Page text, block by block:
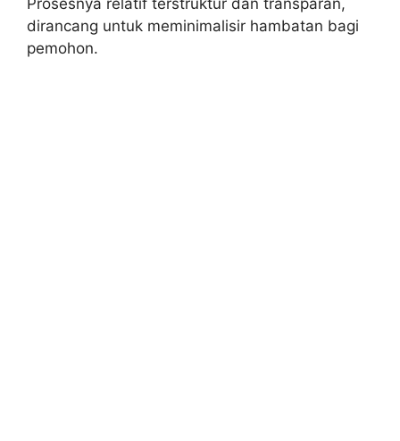
dirancang untuk meminimalisir hambatan bagi
pemohon.